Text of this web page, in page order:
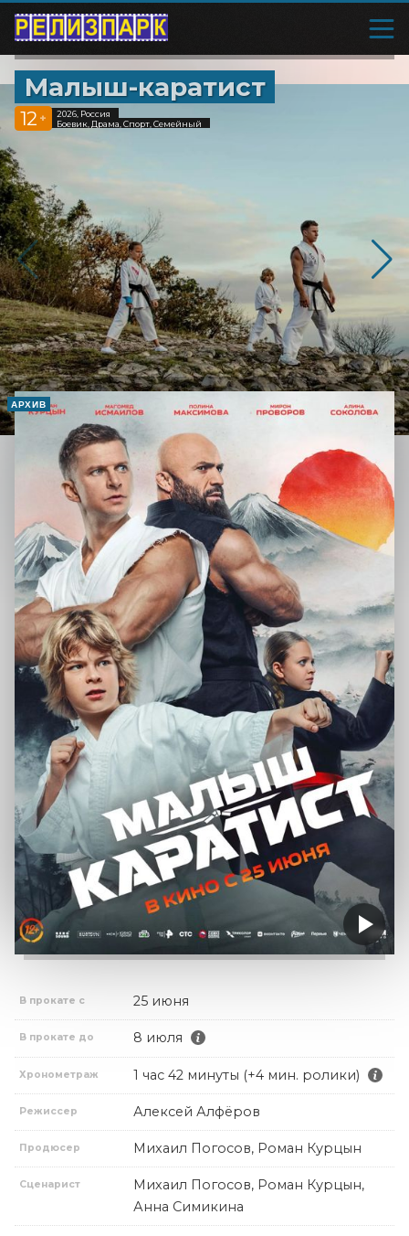
Малыш-каратист
12 +
2026, Россия
Боевик, Драма, Спорт, Семейный
АРХИВ
В прокате с 25 июня
В прокате до 8 июля
Хронометраж 1 час 42 минуты (+4 мин. ролики)
Режиссер Алексей Алфёров
Продюсер Михаил Погосов, Роман Курцын
Сценарист
Михаил Погосов, Роман Курцын,
Анна Симикина